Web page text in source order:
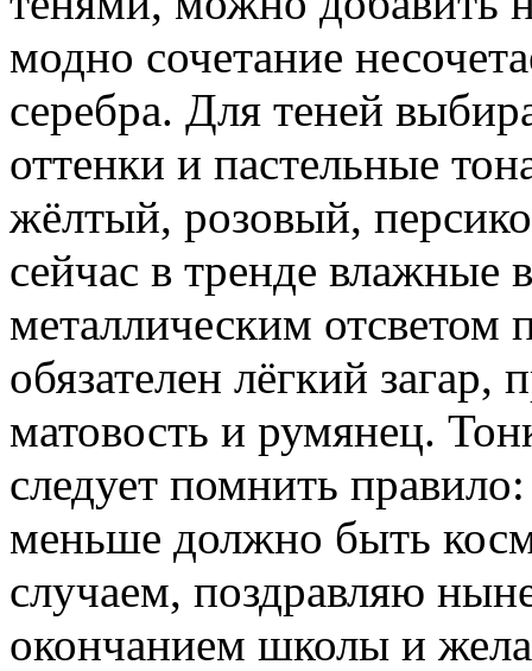
модно сочетание
серебра. Для теней
оттенки и пастельные
жёлтый, розовый,
сейчас в тренде влажные
металлическим отсветом
обязателен лёгкий
матовость и румянец.
следует помнить
меньше должно быть
случаем, поздравляю
окончанием школы и